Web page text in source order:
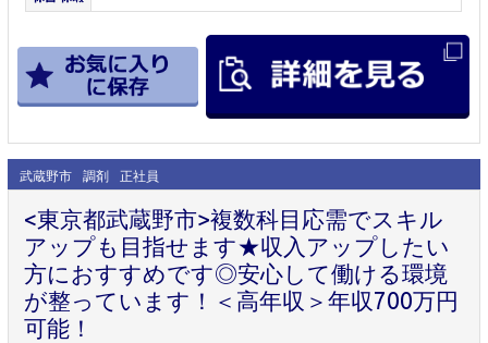
武蔵野市 調剤 正社員
<東京都武蔵野市>複数科目応需でスキル
アップも目指せます★収入アップしたい
方におすすめです◎安心して働ける環境
が整っています！＜高年収＞年収700万円
可能！